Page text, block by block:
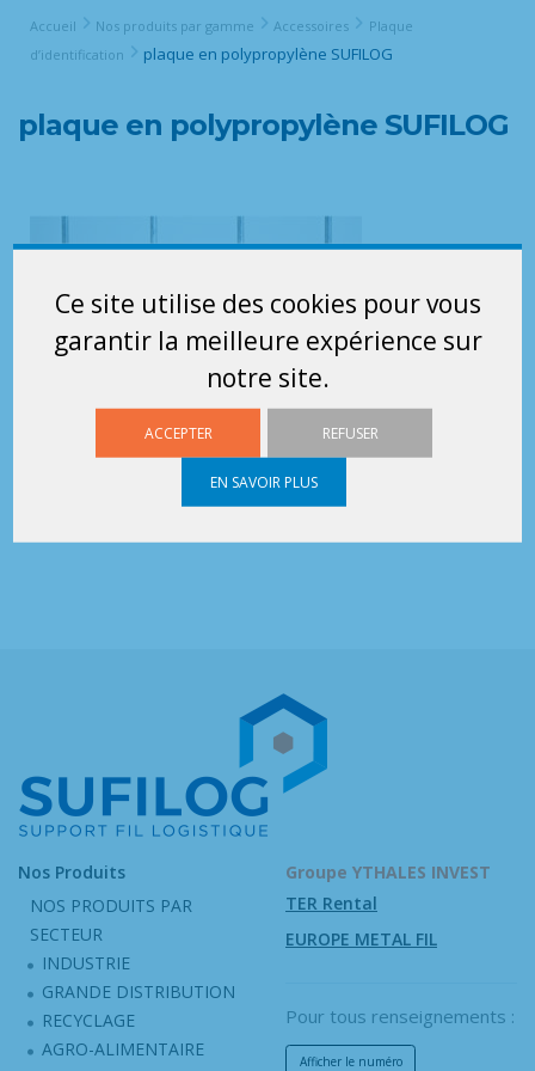
Ce site utilise des cookies pour vous
garantir la meilleure expérience sur
notre site.
ACCEPTER REFUSER
EN SAVOIR PLUS
Accueil Nos produits par gamme Accessoires
Plaque
d’identification
plaque en polypropylène SUFILOG
plaque en polypropylène SUFILOG
Nos Produits
NOS PRODUITS PAR
SECTEUR
INDUSTRIE
GRANDE DISTRIBUTION
RECYCLAGE
AGRO-ALIMENTAIRE
Groupe YTHALES INVEST
TER Rental
EUROPE METAL FIL
Pour tous renseignements :
Afficher le numéro